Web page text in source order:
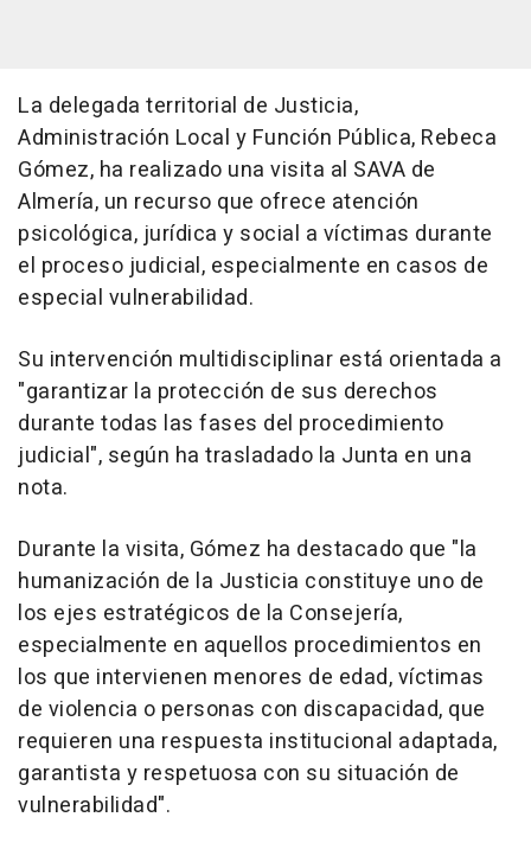
La delegada territorial de Justicia,
Administración Local y Función Pública, Rebeca
Gómez, ha realizado una visita al SAVA de
Almería, un recurso que ofrece atención
psicológica, jurídica y social a víctimas durante
el proceso judicial, especialmente en casos de
especial vulnerabilidad.
Su intervención multidisciplinar está orientada a
"garantizar la protección de sus derechos
durante todas las fases del procedimiento
judicial", según ha trasladado la Junta en una
nota.
Durante la visita, Gómez ha destacado que "la
humanización de la Justicia constituye uno de
los ejes estratégicos de la Consejería,
especialmente en aquellos procedimientos en
los que intervienen menores de edad, víctimas
de violencia o personas con discapacidad, que
requieren una respuesta institucional adaptada,
garantista y respetuosa con su situación de
vulnerabilidad".